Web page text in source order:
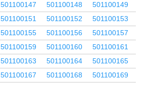
501100147 501100148 501100149
501100151 501100152 501100153
501100155 501100156 501100157
501100159 501100160 501100161
501100163 501100164 501100165
501100167 501100168 501100169